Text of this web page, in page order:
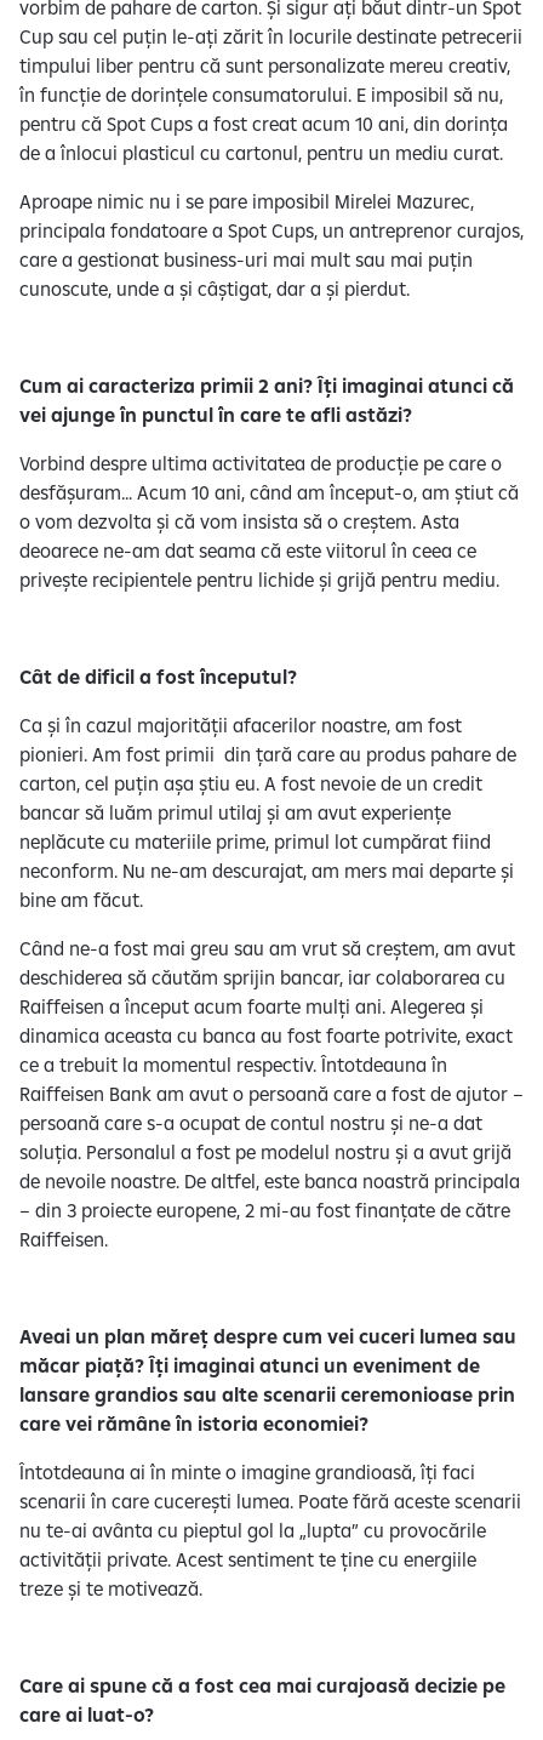
vorbim de pahare de carton. Și sigur ați băut dintr-un Spot
Cup sau cel puțin le-ați zărit în locurile destinate petrecerii
timpului liber pentru că sunt personalizate mereu creativ,
în funcție de dorințele consumatorului. E imposibil să nu,
pentru că Spot Cups a fost creat acum 10 ani, din dorința
de a înlocui plasticul cu cartonul, pentru un mediu curat.
Aproape nimic nu i se pare imposibil Mirelei Mazurec,
principala fondatoare a Spot Cups, un antreprenor curajos,
care a gestionat business-uri mai mult sau mai puțin
cunoscute, unde a și câștigat, dar a și pierdut.
Cum ai caracteriza primii 2 ani? Îți imaginai atunci că
vei ajunge în punctul în care te afli astăzi?
Vorbind despre ultima activitatea de producție pe care o
desfășuram... Acum 10 ani, când am început-o, am știut că
o vom dezvolta și că vom insista să o creștem. Asta
deoarece ne-am dat seama că este viitorul în ceea ce
privește recipientele pentru lichide și grijă pentru mediu.
Cât de dificil a fost începutul?
Ca și în cazul majorității afacerilor noastre, am fost
pionieri. Am fost primii din țară care au produs pahare de
carton, cel puțin așa știu eu. A fost nevoie de un credit
bancar să luăm primul utilaj și am avut experiențe
neplăcute cu materiile prime, primul lot cumpărat fiind
neconform. Nu ne-am descurajat, am mers mai departe și
bine am făcut.
Când ne-a fost mai greu sau am vrut să creștem, am avut
deschiderea să căutăm sprijin bancar, iar colaborarea cu
Raiffeisen a început acum foarte mulți ani. Alegerea și
dinamica aceasta cu banca au fost foarte potrivite, exact
ce a trebuit la momentul respectiv. Întotdeauna în
Raiffeisen Bank am avut o persoană care a fost de ajutor –
persoană care s-a ocupat de contul nostru și ne-a dat
soluția. Personalul a fost pe modelul nostru și a avut grijă
de nevoile noastre. De altfel, este banca noastră principala
– din 3 proiecte europene, 2 mi-au fost finanțate de către
Raiffeisen.
Aveai un plan măreț despre cum vei cuceri lumea sau
măcar piață? Îți imaginai atunci un eveniment de
lansare grandios sau alte scenarii ceremonioase prin
care vei rămâne în istoria economiei?
Întotdeauna ai în minte o imagine grandioasă, îți faci
scenarii în care cucerești lumea. Poate fără aceste scenarii
nu te-ai avânta cu pieptul gol la „lupta” cu provocările
activității private. Acest sentiment te ține cu energiile
treze și te motivează.
Care ai spune că a fost cea mai curajoasă decizie pe
care ai luat-o?